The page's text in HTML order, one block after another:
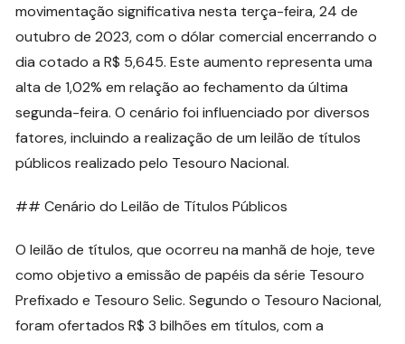
movimentação significativa nesta terça-feira, 24 de
outubro de 2023, com o dólar comercial encerrando o
dia cotado a R$ 5,645. Este aumento representa uma
alta de 1,02% em relação ao fechamento da última
segunda-feira. O cenário foi influenciado por diversos
fatores, incluindo a realização de um leilão de títulos
públicos realizado pelo Tesouro Nacional.
## Cenário do Leilão de Títulos Públicos
O leilão de títulos, que ocorreu na manhã de hoje, teve
como objetivo a emissão de papéis da série Tesouro
Prefixado e Tesouro Selic. Segundo o Tesouro Nacional,
foram ofertados R$ 3 bilhões em títulos, com a